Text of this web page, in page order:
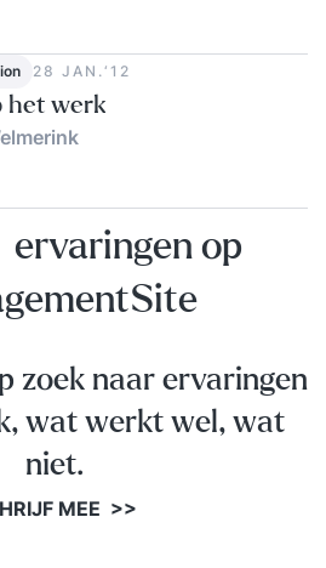
28 JAN.‘12
het werk
ervaringen op
zoek naar ervaringen
wat werkt wel, wat
niet.
MEE >>